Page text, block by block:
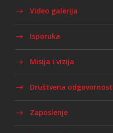
Video galerija
Isporuka
Misija i vizija
Društvena odgovornost
Zaposlenje